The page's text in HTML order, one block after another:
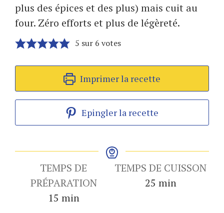
plus des épices et des plus) mais cuit au
four. Zéro efforts et plus de légèreté.
5 sur 6 votes
Imprimer la recette
Epingler la recette
TEMPS DE
PRÉPARATION
15 minutes
min
TEMPS DE CUISSON
25 minutes
min